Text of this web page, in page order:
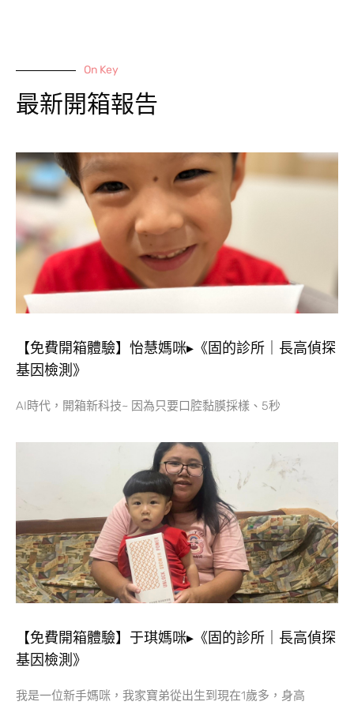
On Key
最新開箱報告
【免費開箱體驗】怡慧媽咪▸《固的診所｜長高偵探
基因檢測》
AI時代，開箱新科技~ 因為只要口腔黏膜採樣、5秒
【免費開箱體驗】于琪媽咪▸《固的診所｜長高偵探
基因檢測》
我是一位新手媽咪，我家寶弟從出生到現在1歲多，身高